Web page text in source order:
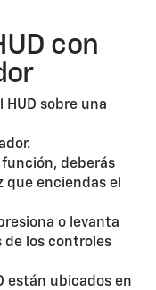
con
sobre una
deberás
que enciendas el
o levanta
los controles
están ubicados en